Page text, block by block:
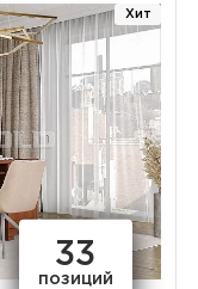
Хит
33
позиций